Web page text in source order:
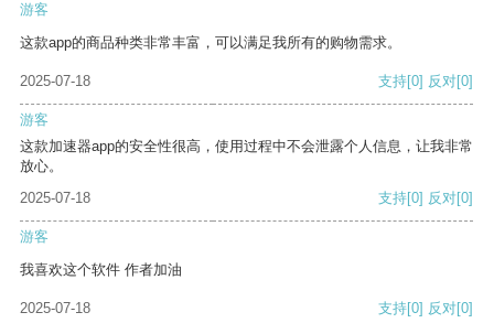
游客
这款app的商品种类非常丰富，可以满足我所有的购物需求。
2025-07-18 支持[0] 反对[0]
游客
这款加速器app的安全性很高，使用过程中不会泄露个人信息，让我非常
放心。
2025-07-18
支持[0] 反对[0]
游客
我喜欢这个软件 作者加油
2025-07-18 支持[0] 反对[0]